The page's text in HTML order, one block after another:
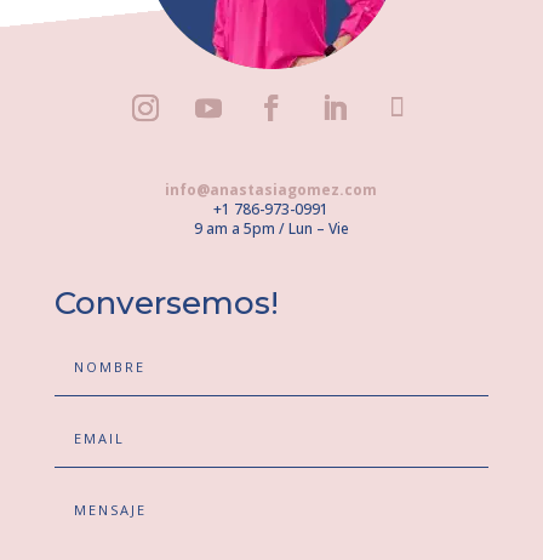
info@anastasiagomez.com
+1 786-973-0991
9 am a 5pm / Lun – Vie
Conversemos!